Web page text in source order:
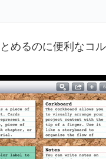
めるのに便利なコ